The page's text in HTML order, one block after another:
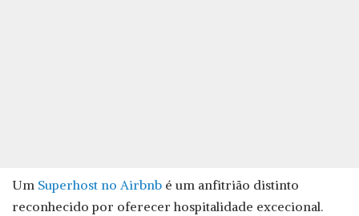
Um Superhost no Airbnb é um anfitrião distinto
reconhecido por oferecer hospitalidade excecional.